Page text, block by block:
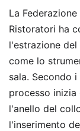
La
Ristoratori ha
l'estrazione
come lo
sala. Secondo
processo
l'anello del
l'inserimento